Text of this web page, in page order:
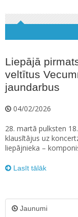
Liepājā
veltītus
jaundarbus
04/02/2026
28. martā pulksten
klausītājus uz
liepājnieka –
Lasīt tālāk
Jaunumi